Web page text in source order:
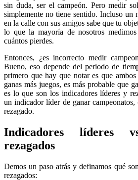
sin duda, ser el campeón. Pero medir
simplemente no tiene sentido. Incluso un
en la calle con sus amigos sabe que tu
lo que la mayoría de nosotros
cuántos pierdes.
Entonces, ¿es incorrecto medir
Bueno, eso depende del periodo de
primero que hay que notar es que
ganas más juegos, es más probable que
es lo que son los indicadores líderes y
un indicador líder de ganar
rezagado.
Indicadores líderes
rezagados
Demos un paso atrás y definamos qué
rezagados: